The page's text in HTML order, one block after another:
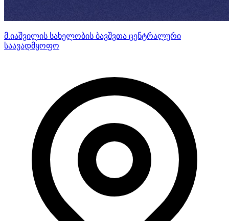
მ.იაშვილის სახელობის ბავშვთა ცენტრალური
საავადმყოფო